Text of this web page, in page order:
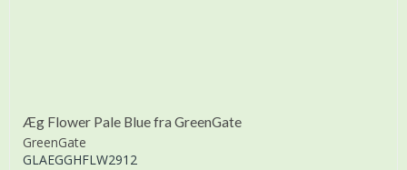
Æg Flower Pale Blue fra GreenGate
GreenGate
GLAEGGHFLW2912